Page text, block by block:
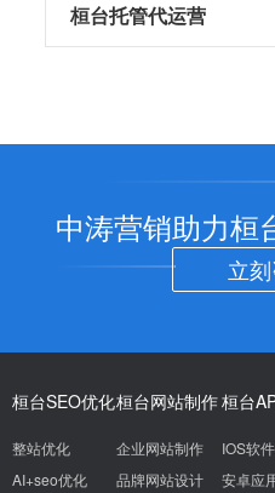
桓台托管代运营
中涛营销助力桓
立
桓台SEO优化
整站优化
AI+seo优化
桓台网站制作
企业网站制作
品牌网站设计
桓台
IOS软
安卓应